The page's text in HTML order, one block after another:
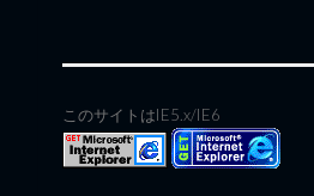
このサイトはIE5.x/IE6